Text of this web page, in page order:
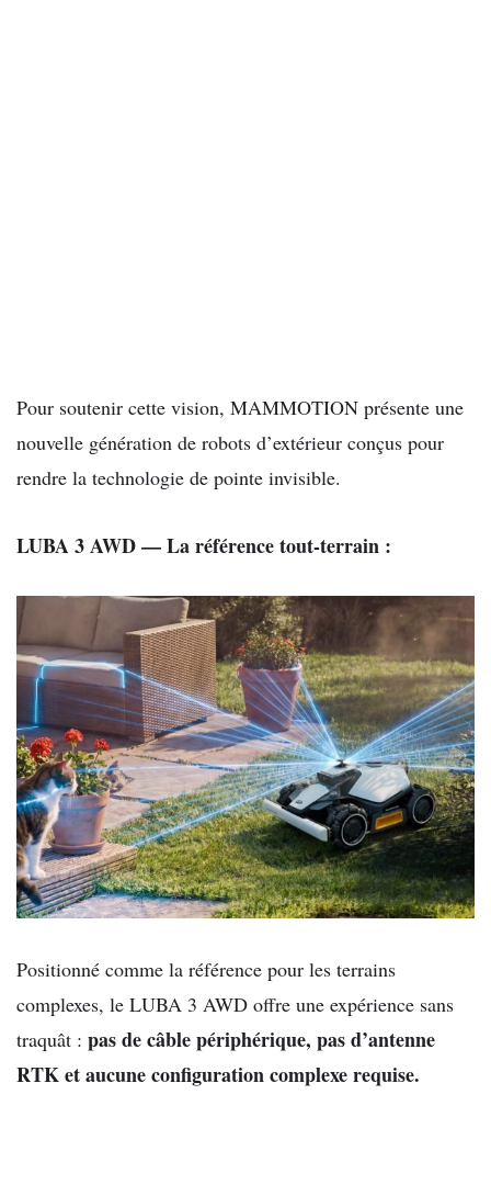
Pour soutenir cette vision, MAMMOTION présente une
nouvelle génération de robots d’extérieur conçus pour
rendre la technologie de pointe invisible.
LUBA 3 AWD — La référence tout-terrain :
Positionné comme la référence pour les terrains
complexes, le LUBA 3 AWD offre une expérience sans
traquât : pas de câble périphérique, pasd’antenne
RTK et aucune configuration complexe requise.